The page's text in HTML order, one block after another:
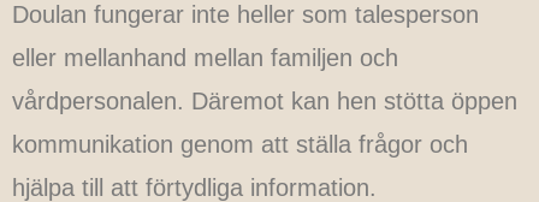
Doulan fungerar inte heller som talesperson
eller mellanhand mellan familjen och
vårdpersonalen. Däremot kan hen stötta öppen
kommunikation genom att ställa frågor och
hjälpa till att förtydliga information.